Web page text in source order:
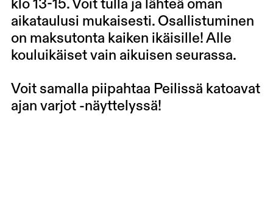
klo 13-15. Voit tulla ja lähteä oman
aikataulusi mukaisesti. Osallistuminen
on maksutonta kaiken ikäisille! Alle
kouluikäiset vain aikuisen seurassa.
Voit samalla piipahtaa Peilissä katoavat
ajan varjot -näyttelyssä!